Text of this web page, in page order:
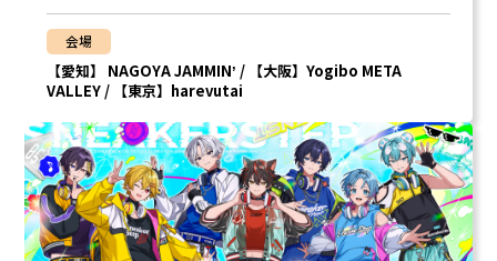
会場
【愛知】 NAGOYA JAMMINʼ / 【⼤阪】Yogibo META
VALLEY / 【東京】harevutai